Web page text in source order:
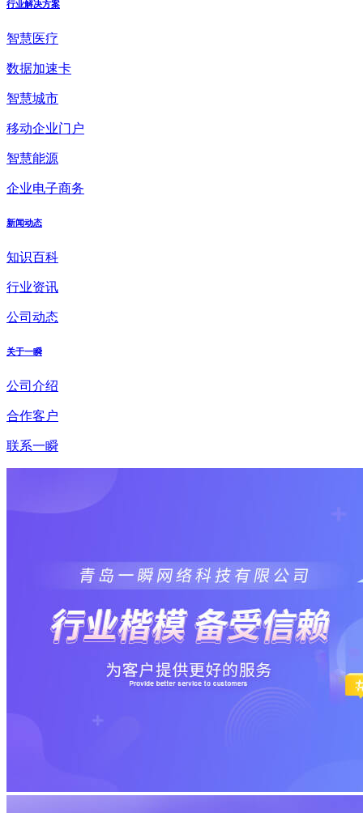
行业解决方案
智慧医疗
数据加速卡
智慧城市
移动企业门户
智慧能源
企业电子商务
新闻动态
知识百科
行业资讯
公司动态
关于一瞬
公司介绍
合作客户
联系一瞬